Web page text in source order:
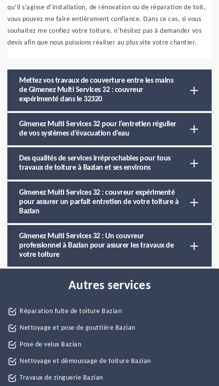
qu’il s’agisse d’installation, de rénovation ou de réparation de toit,
vous pouvez me faire entièrement confiance. Dans ce cas, si vous
souhaitez me confiez votre toiture, n’hésitez pas à demander vos
devis afin que nous puissions réaliser au plus vite votre chantier.
Mettez vos travaux de couverture entre les mains
de Gimenez Multi Services 32 : couvreur
expérimenté dans le 32320
Gimenez Multi Services 32 pour l’entretien régulier
de vos systèmes d’évacuation d’eau
Des qualités de services irréprochables pour tous
travaux de toiture à Bazian et ses environs
Gimenez Multi Services 32 : couvreur expérimenté
pour assurer un parfait entretien de votre toiture à
Bazian
Gimenez Multi Services 32 : Un couvreur
professionnel à Bazian pour assurer les travaux de
votre toiture
Autres services
Réparation fuite de toiture Bazian
Nettoyage et pose de gouttière Bazian
Pose de velux Bazian
Nettoyage et démoussage de toiture Bazian
Travaux de zinguerie Bazian